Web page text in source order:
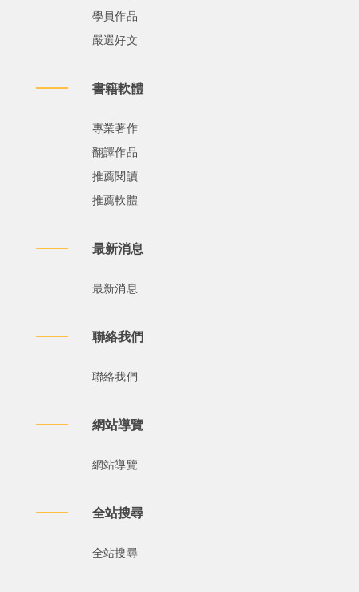
學員作品
嚴選好文
書籍軟體
專業著作
翻譯作品
推薦閱讀
推薦軟體
最新消息
最新消息
聯絡我們
聯絡我們
網站導覽
網站導覽
全站搜尋
全站搜尋